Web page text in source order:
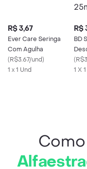
R$ 3,67
Ever Care Seringa
Com Agulha
(R$3.67/und)
1 x 1 Und
R$
BD
(
1 X